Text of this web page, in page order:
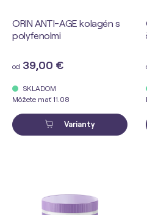
ORIN ANTI-AGE kolagén s
polyfenolmi
od 39,00 €
SKLADOM
Môžete mať 11.08
Varianty